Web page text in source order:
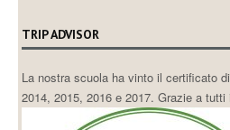
TRIP ADVISOR
La nostra scuola ha vinto il certificato
2014, 2015, 2016 e 2017. Grazie a